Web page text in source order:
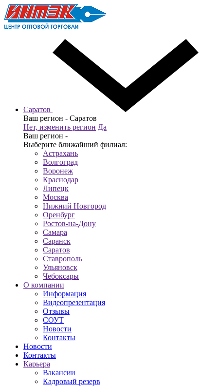
Саратов
Ваш регион - Саратов
Нет, изменить регион Да
Ваш регион -
Выберите ближайший филиал:
Астрахань
Волгоград
Воронеж
Краснодар
Липецк
Москва
Нижний Новгород
Оренбург
Ростов-на-Дону
Самара
Саранск
Саратов
Ставрополь
Ульяновск
Чебоксары
О компании
Информация
Видеопрезентация
Отзывы
СОУТ
Новости
Контакты
Новости
Контакты
Карьера
Вакансии
Кадровый резерв